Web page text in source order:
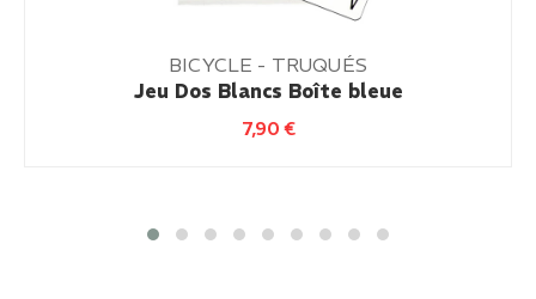
BICYCLE - TRUQUÉS
Jeu Dos Blancs Boîte bleue
7,90€